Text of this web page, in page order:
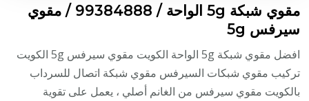
مقوي شبكة 5g الواحة / 99384888 / مقوي
سيرفس 5g
افضل مقوي شبكة 5g الواحة الكويت مقوي سيرفس 5g الكويت
تركيب مقوي شبكات السيرفس مقوي شبكة اتصال للسرداب
بالكويت مقوي سيرفس من الغانم أصلي ، يعمل على تقوية